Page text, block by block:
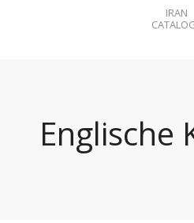
IRAN
Englische